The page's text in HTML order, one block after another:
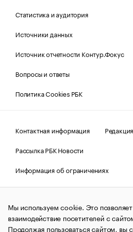
Статистика и аудитория
Источники данных
Источник отчетности Контур.Фокус
Вопросы и ответы
Политика Cookies РБК
Контактная информация
Редакция
Рассылка РБК Новости
Информация об ограничениях
Правовая информация
О
© АО «РОСБИЗНЕСКОНСАЛТИНГ»,
и материалы информационного
(зарегистрировано Федеральной
Мы используем cookie. Это
взаимодействие посетителей с
Продолжая пользоваться сайтом, вы